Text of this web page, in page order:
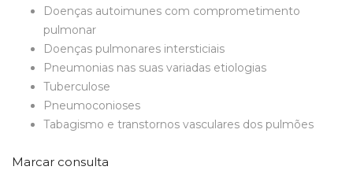
Doenças autoimunes com comprometimento
pulmonar
Doenças pulmonares intersticiais
Pneumonias nas suas variadas etiologias
Tuberculose
Pneumoconioses
Tabagismo e transtornos vasculares dos pulmões
Marcar consulta